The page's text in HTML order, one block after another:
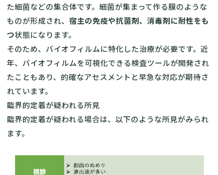
た細菌などの集合体です。細菌が集まって作る膜のような
ものが形成され、 宿主の免疫や抗菌剤、消毒剤に耐性をも
つ状態になります。
そのため、バイオフィルムに特化した治療が必要です。近
年、バイオフィルムを可視化できる検査ツールが開発され
たこともあり、的確なアセスメントと早急な対応が期待さ
れています。
臨界的定着が疑われる所見
臨界的定着が疑われる場合は、以下のような所見がみられ
ます。